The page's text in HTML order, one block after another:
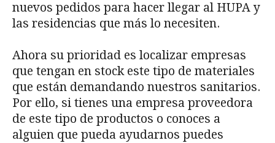
nuevos pedidos para hacer llegar al HUPA y
las residencias que más lo necesiten.
Ahora su prioridad es localizar empresas
que tengan en stock este tipo de materiales
que están demandando nuestros sanitarios.
Por ello, si tienes una empresa proveedora
de este tipo de productos o conoces a
alguien que pueda ayudarnos puedes